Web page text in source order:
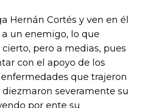
Hernán Cortés y ven en él
un enemigo, lo que
pero a medias, pues
con el apoyo de los
que trajeron
severamente su
por ente su